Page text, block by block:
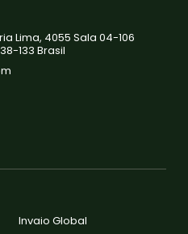
Lima, 4055 Sala 04-106
133 Brasil
Invaio Global